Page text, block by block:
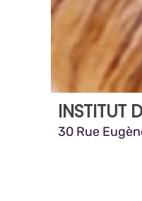
INSTITUT
30 Rue